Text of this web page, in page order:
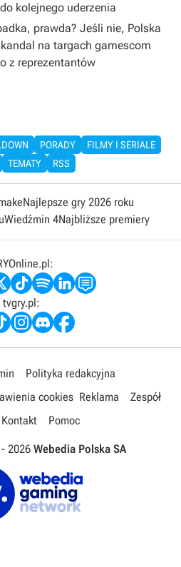
kolejnego uderzenia
prawda? Jeśli nie, Polska
na targach gamescom
z reprezentantów
PORADY
FILMY I SERIALE
TEMATY RSS
Najlepsze gry 2026 roku
Wiedźmin 4Najbliższe premiery
tvgry.pl:
Polityka redakcyjna
cookies Reklama
Zespół
Kontakt Pomoc
2026 Webedia Polska SA